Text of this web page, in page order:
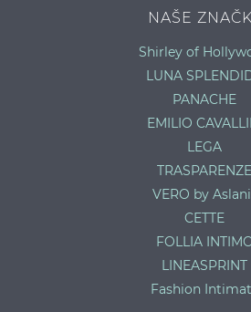
NAŠE
Shirley of
LUNA
PANACHE
EMILIO
LEGA
TRASPARENZE
VERO by
CETTE
FOLLIA
LINEASPRINT
Fashion